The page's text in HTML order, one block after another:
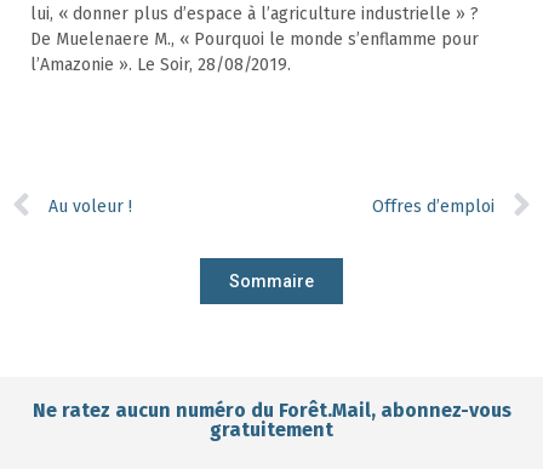
lui, « donner plus d’espace à l’agriculture industrielle » ?
De Muelenaere M., « Pourquoi le monde s’enflamme pour
l’Amazonie ». Le Soir, 28/08/2019.
Au voleur ! Offres d’emploi
Sommaire
Ne ratez aucun numéro du Forêt.Mail, abonnez-vous
gratuitement